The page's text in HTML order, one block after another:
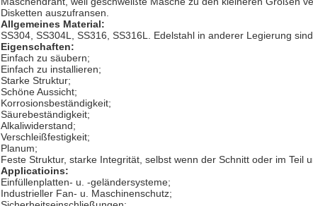
Disketten auszufransen.
Allgemeines Material:
SS304, SS304L, SS316, SS316L. Edelstahl in anderer Legierung
Eigenschaften:
Einfach zu säubern;
Einfach zu installieren;
Starke Struktur;
Schöne Aussicht;
Korrosionsbeständigkeit;
Säurebeständigkeit;
Alkaliwiderstand;
Verschleißfestigkeit;
Planum;
Feste Struktur, starke Integrität, selbst wenn der Schnitt oder im Teil
Applicatioins:
Einfüllenplatten- u. -geländersysteme;
Industrieller Fan- u. Maschinenschutz;